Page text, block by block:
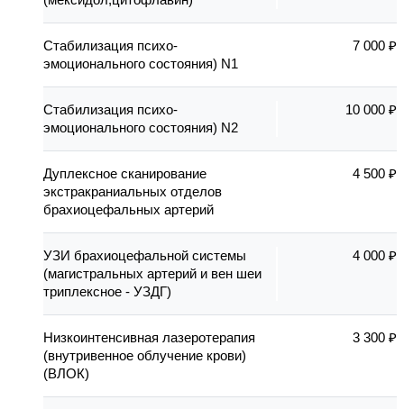
Стабилизация психо-
эмоционального состояния) N1
7 000 ₽
Стабилизация психо-
эмоционального состояния) N2
10 000 ₽
Дуплексное сканирование
экстракраниальных отделов
брахиоцефальных артерий
4 500 ₽
УЗИ брахиоцефальной системы
(магистральных артерий и вен шеи
триплексное - УЗДГ)
4 000 ₽
Низкоинтенсивная лазеротерапия
(внутривенное облучение крови)
(ВЛОК)
3 300 ₽